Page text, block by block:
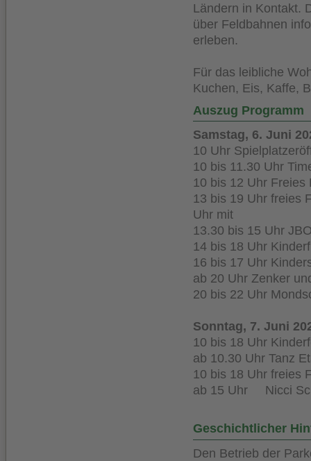
Ländern in Kontakt.
über Feldbahnen
erleben.
Für das leibliche
Kuchen, Eis, Kaffe,
Auszug Programm
Samstag, 6. Juni
10 Uhr
10 bis 11.30
10 bis 12 Uhr
13 bis 19 Uhr freies
Uhr mit
13.30 bis 15
14 bis 18 Uhr
16 bis 17 Uhr
ab 20 Uhr
20 bis 22 Uhr
Sonntag, 7. Juni
10 bis 18 Uhr
ab 10.30 Uhr Tanz
10 bis 18 Uhr freies
ab 15 Uhr Nicci
Geschichtlicher
Den Betrieb der